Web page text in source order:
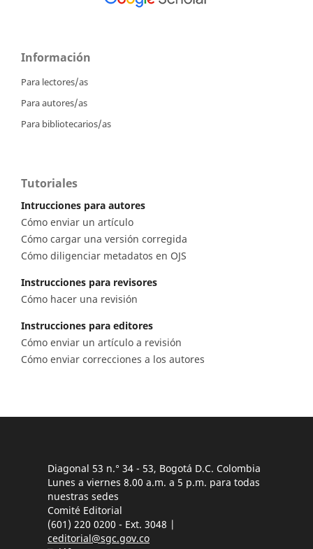
Información
Para lectores/as
Para autores/as
Para bibliotecarios/as
Tutoriales
Intrucciones para autores
Cómo enviar un artículo
Cómo cargar una versión corregida
Cómo diligenciar metadatos en OJS
Instrucciones para revisores
Cómo hacer una revisión
Instrucciones para editores
Cómo enviar un artículo a revisión
Cómo enviar correcciones a los autores
Diagonal 53 n.° 34 - 53, Bogotá D.C. Colombia
Lunes a viernes 8.00 a.m. a 5 p.m. para todas
nuestras sedes
Comité Editorial
(601) 220 0200 - Ext. 3048 |
ceditorial@sgc.gov.co